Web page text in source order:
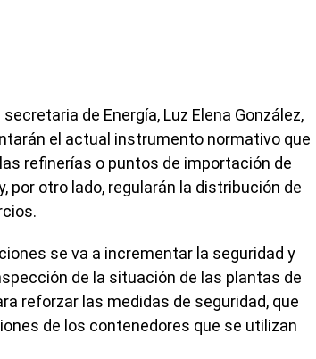
de Energía, Luz Elena González,
el actual instrumento normativo que
refinerías o puntos de importación de
por otro lado, regularán la distribución de
se va a incrementar la seguridad y
de la situación de las plantas de
reforzar las medidas de seguridad, que
de los contenedores que se utilizan